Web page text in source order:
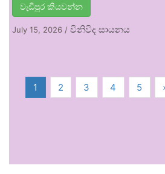
වැඩිපුර කියවන්න
July 15, 2026 / විනිවිද සායනය
1 2 3 4 5 ›